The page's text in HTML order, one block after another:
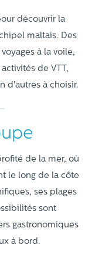
découvrir la
maltais. Des
à la voile,
de VTT,
d'autres à choisir.
de la mer, où
le long de la côte
ses plages
sont
gastronomiques
à bord.